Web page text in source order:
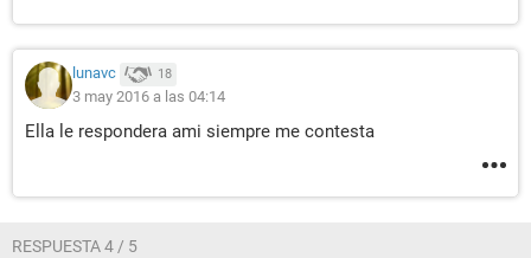
lunavc 18
3 may 2016 a las 04:14
Ella le respondera ami siempre me contesta
RESPUESTA 4 / 5